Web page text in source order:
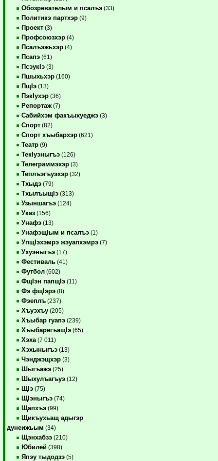
Обозревателым и псалъэ (33)
Политикэ партхэр (9)
Проект (3)
Профсоюзхэр (4)
Псалъэжьхэр (4)
Псапэ (61)
ПсэукIэ (3)
Пшыхьхэр (160)
ПщIэ (13)
ПэкIухэр (36)
Репортаж (7)
Сабийхэм факъыхуеджэ (3)
Спорт (82)
Спорт хъыбархэр (621)
Театр (9)
ТекIуэныгъэ (126)
Телеграммэхэр (3)
Теплъэгъуэхэр (32)
Тхыдэ (79)
ТхылъыщIэ (313)
Узыншагъэ (124)
Указ (156)
Унафэ (13)
УнафэщIым и псалъэ (1)
УпщIэхэмрэ жэуапхэмрэ (7)
Ухуэныгъэ (17)
Фестиваль (41)
Футбол (602)
ФщIэн папщIэ (11)
Фэ фщIэрэ (8)
Фэеплъ (237)
Хъуэхъу (205)
Хъыбар гуапэ (239)
ХъыбарегъащIэ (65)
Хэха (7 011)
Хэхыныгъэ (13)
Чэнджэщхэр (3)
Шыгъажэ (25)
Шыхулъагъуэ (12)
ЩIэ (75)
ЩIэныгъэ (74)
Щапхъэ (99)
Щикъухьащ адыгэр
дунеижьым (34)
Щэнхабзэ (210)
Юбилей (398)
Япэу тыдодзэ (5)